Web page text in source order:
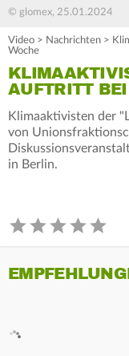
© glomex, 25.01.2024
Video > Nachrichten >
Woche
AUFTRITT
Klimaaktivisten der
von
in Berlin.